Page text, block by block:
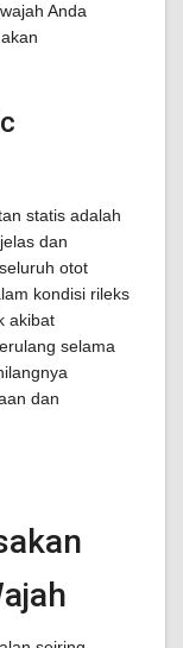
Anda
statis adalah
dan
otot
kondisi rileks
akibat
selama
dan